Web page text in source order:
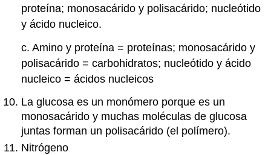
proteína; monosacárido y polisacárido; nucleótido
y ácido nucleico.
c. Amino y proteína = proteínas; monosacárido y
polisacárido = carbohidratos; nucleótido y ácido
nucleico = ácidos nucleicos
La glucosa es un monómero porque es un
monosacárido y muchas moléculas de glucosa
juntas forman un polisacárido (el polímero).
Nitrógeno